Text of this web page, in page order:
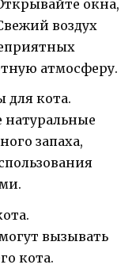
окна,
воздух
атмосферу.
для кота.
запаха,
вызывать
кота.